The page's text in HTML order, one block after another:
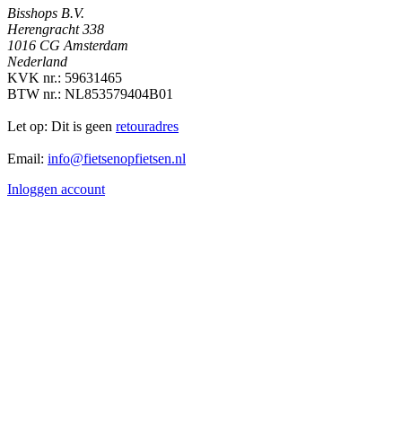
Bisshops B.V.
Herengracht 338
1016 CG Amsterdam
Nederland
KVK nr.: 59631465
BTW nr.: NL853579404B01
Let op: Dit is geen retouradres
Email: info@fietsenopfietsen.nl
Inloggen account